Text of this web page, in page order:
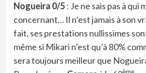
Nogueira 0/5: Je ne sais pas à qui
concernant… Il n’est jamais à son
fait, ses prestations nullissimes
même si Mikari n’est qu’à 80%
sera toujours meilleur que